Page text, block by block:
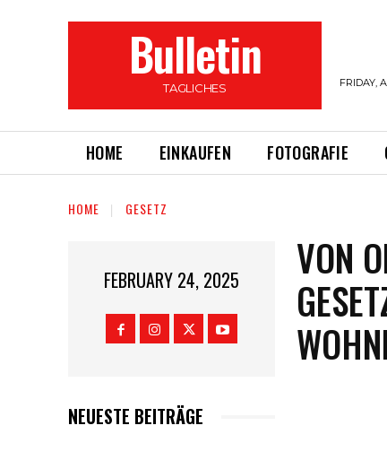
Bulletin
TAGLICHES FRIDAY,
HOME EINKAUFEN FOTOGRAFIE
HOME GESETZ
FEBRUARY 24, 2025
NEUESTE BEITRÄGE
VON